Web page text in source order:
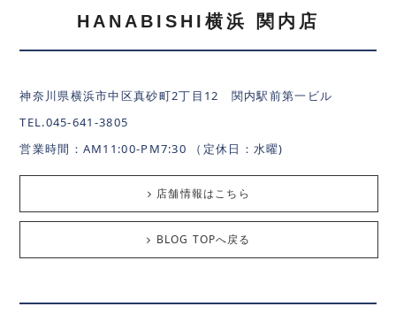
HANABISHI横浜 関内店
神奈川県横浜市中区真砂町2丁目12 関内駅前第一ビル
TEL.045-641-3805
営業時間：AM11:00-PM7:30 （定休日：水曜)
店舗情報はこちら
BLOG TOPへ戻る